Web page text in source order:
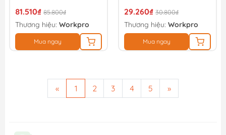
81.510₫ 85.800₫
Thương hiệu: Workpro
Mua ngay
29.260₫ 30.800₫
Thương hiệu: Workpro
Mua ngay
« 1 2 3 4 5 »